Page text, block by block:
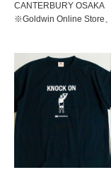
CANTERBURY OSAKA
※Goldwin Online Store